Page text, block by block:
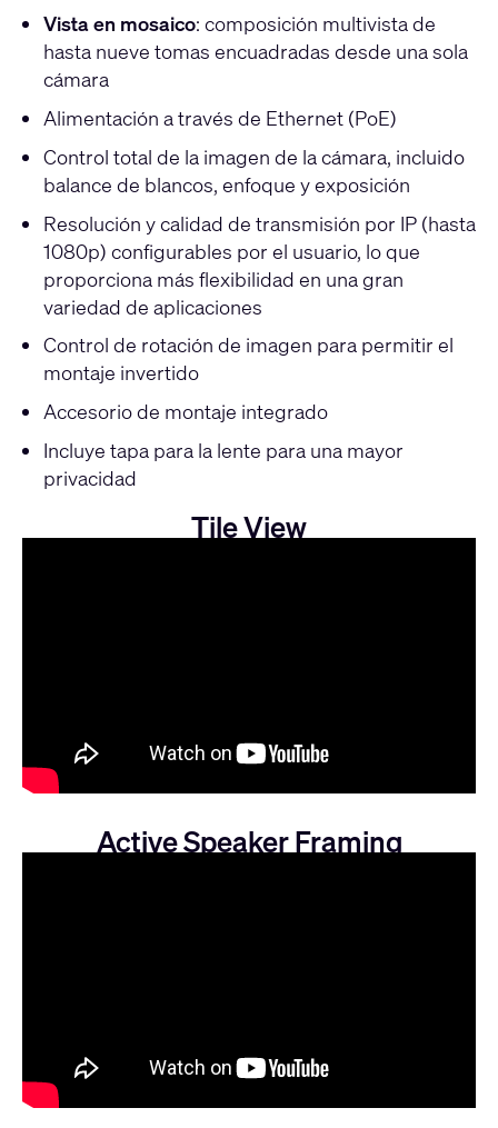
Vista en mosaico: composición multivista de
hasta nueve tomas encuadradas desde una sola
cámara
Alimentación a través de Ethernet (PoE)
Control total de la imagen de la cámara, incluido
balance de blancos, enfoque y exposición
Resolución y calidad de transmisión por IP (hasta
1080p) configurables por el usuario, lo que
proporciona más flexibilidad en una gran
variedad de aplicaciones
Control de rotación de imagen para permitir el
montaje invertido
Accesorio de montaje integrado
Incluye tapa para la lente para una mayor
privacidad
Tile View
Active Speaker Framing